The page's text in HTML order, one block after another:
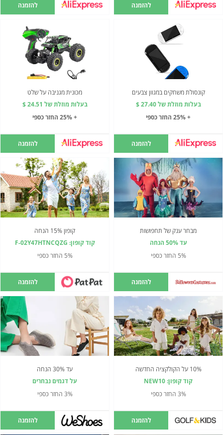
להזמנה להזמנה
קונסולת משחקים במגוון צבעים
בעלות מוזלת של 27.40 $
+ 25% החזר כספי
להזמנה
מכונית מגניבה על שלט
בעלות מוזלת של 24.51 $
+ 25% החזר כספי
להזמנה
מבחר ענק של תחפושות
עד 50% הנחה
5% החזר כספי
להזמנה
קופון 15% הנחה
קוד קופון: F-02Y47HTNCQZG
5% החזר כספי
להזמנה
10% על הקולקציה החדשה
קוד קופון: NEW10
3% החזר כספי
להזמנה
עד 30% הנחה
על דגמים נבחרים
3% החזר כספי
להזמנה